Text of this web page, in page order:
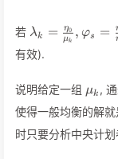
若 \lambda_k =
\frac{\eta_0}
{\mu_k},
\frac{\eta_s}
{\eta_0}
λk = μk
η0 , φs =
有效).
说明给定一组 μk ,
使得一般均衡的解
时只要分析中央计